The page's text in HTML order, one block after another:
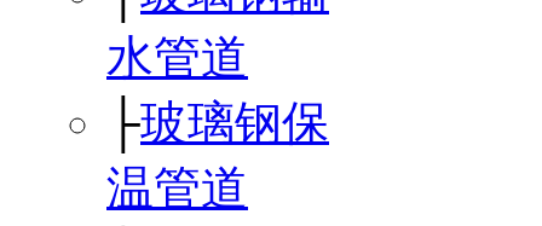
水管道
├玻璃钢保
温管道